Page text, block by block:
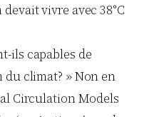
vivre avec 38°C
ils capables de
du climat? » Non en
Circulation Models